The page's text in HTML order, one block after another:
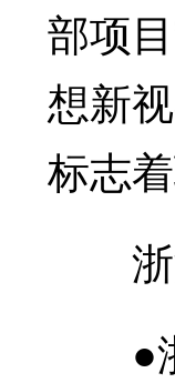
部项
想新
标志
浙
●浙